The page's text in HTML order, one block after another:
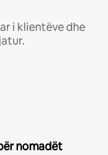
i klientëve dhe
nomadët